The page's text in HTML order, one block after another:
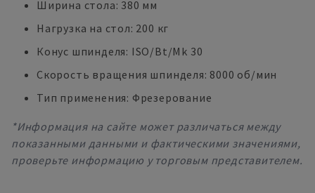
Ширина стола: 380 мм
Нагрузка на стол: 200 кг
Конус шпинделя: ISO/Bt/Mk 30
Скорость вращения шпинделя: 8000 об/мин
Тип применения: Фрезерование
*Информация на сайте может различаться между
показанными данными и фактическими значениями,
проверьте информацию у торговым представителем.